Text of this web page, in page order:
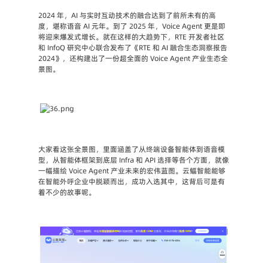
2024 年，AI 与实时互动技术的融合达到了前所未有的高
度，堪称语音 AI 元年。到了 2025 年，Voice Agent 更是即
将迎来爆发式增长。就在这样的大趋势下，RTE 开发者社区
和 InfoQ 研究中心联合发布了《RTE 和 AI 融合生态洞察报告
2024》，还构建出了一份超全面的 Voice Agent 产业生态全
景图。
大家看这张全景图，里面涵盖了从终端设备智能体到语音模
型，从智能体框架到底层 Infra 和 API 选择等各个方面，就像
一幅描绘 Voice Agent 产业未来的宏伟蓝图。云蝠智能能够
在智能外呼企业中脱颖而出，成功入选其中，这背后可是有
着不少的故事呢。